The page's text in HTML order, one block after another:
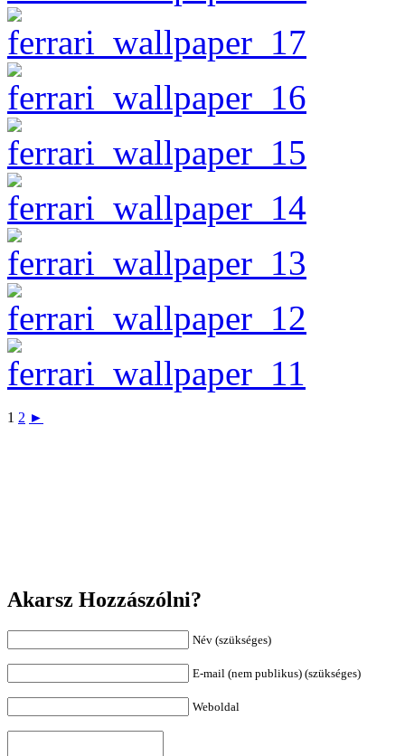
1 2 ►
Akarsz Hozzászólni?
Név (szükséges)
E-mail (nem publikus) (szükséges)
Weboldal